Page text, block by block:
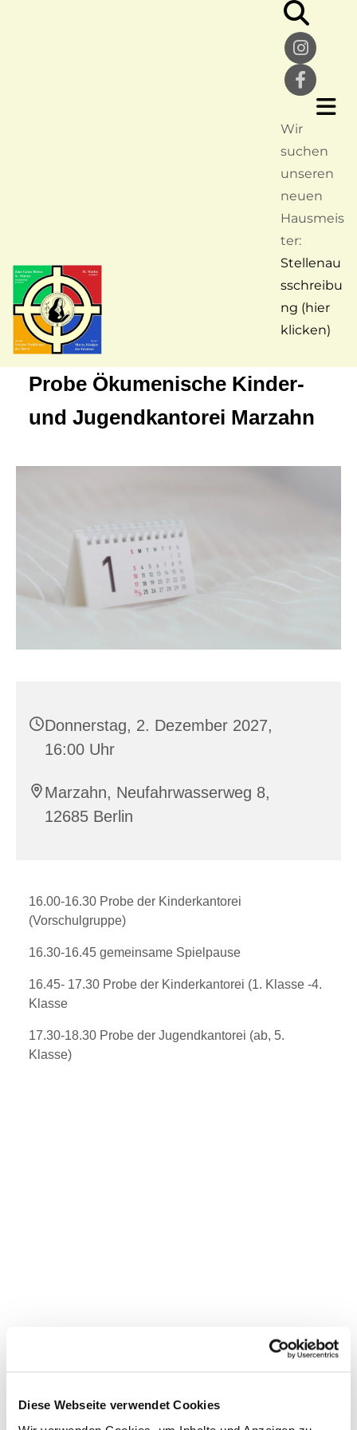
Diese Webseite verwendet Cookies
Wir
suchen
unseren
neuen
Hausmeis
ter:
Stellenau
sschreibu
ng (hier
klicken)
Probe Ökumenische Kinder-
und Jugendkantorei Marzahn
Donnerstag, 2. Dezember 2027,
16:00 Uhr
Marzahn, Neufahrwasserweg 8,
12685 Berlin
16.00-16.30 Probe der Kinderkantorei
(Vorschulgruppe)
16.30-16.45 gemeinsame Spielpause
16.45- 17.30 Probe der Kinderkantorei (1. Klasse -4.
Klasse
17.30-18.30 Probe der Jugendkantorei (ab, 5.
Klasse)